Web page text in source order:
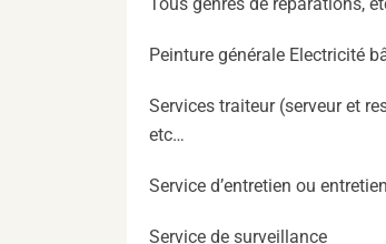
Peinture générale Electricité
Services traiteur (serveur et
etc…
Service d’entretien ou
Service de surveillance